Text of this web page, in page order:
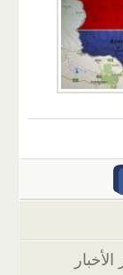
الأخبار